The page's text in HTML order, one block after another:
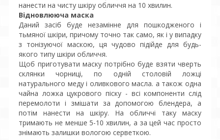
нанести на чисту шкіру обличчя на 10 хвилин.
Відновлююча маска
Даний засіб буде незамінне для пошкодженого і
тьмяної шкіри, причому точно так само, як і у випадку
з тонізуючої маскою, ця чудово підійде для будь-
якого типу шкіри обличчя.
Щоб приготувати маску потрібно буде взяти чверть
склянки чорниці, по одній столовій ложці
натурального меду і оливкового масла. а також одна
чайна ложка цукрового піску - всі компоненти слід
перемолоти і змішати за допомогою блендера, а
потім нанести на шкіру. На обличчі таку маску
тримають не менше 5-10 хвилин, а за цей час просто
знімають залишки вологою серветкою.